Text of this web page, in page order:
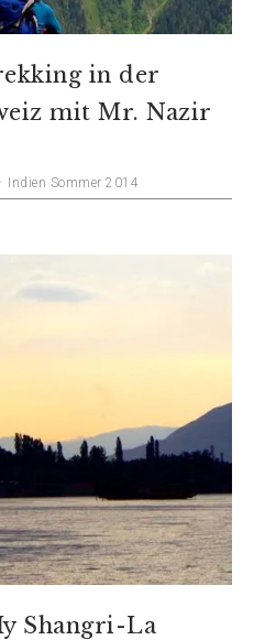
in der
mit Mr. Nazir
Indien Sommer 2014
Shangri-La